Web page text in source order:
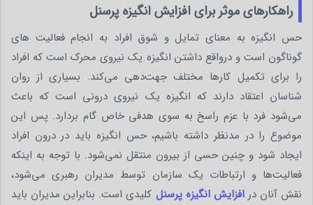
راهکارهای موثر برای افزایش انگیزه پرسنل
حس انگیزه به معنای تمایل و شوق افراد به انجام فعالیت های
گوناگون است و درواقع داشتن انگیزه یک نیروی محرک است که افراد
را برای تکمیل کارها مختلف جهت‌دهی می‌کند. بسیاری از روان
‌شناسان اعتقاد دارند که انگیزه یک نیروی درونی است که باعث
می‌شود فرد با عزم راسخ به سوی هدفی خاص گام بردارد. پس این
موضوع را در مدنظر داشته باشیم، حس انگیزه باید در درون افراد
ایجاد شود و چنین حسی از بیرون منتقل نمی‌شود. با توجه به اینکه
فعالیت‌ها و ارتباطات یک سازمان توسط مدیران رهبری می‌شود،
نقش آنان در افزایش انگیزه پرسنل کلیدی است. بنابراین مدیران باید